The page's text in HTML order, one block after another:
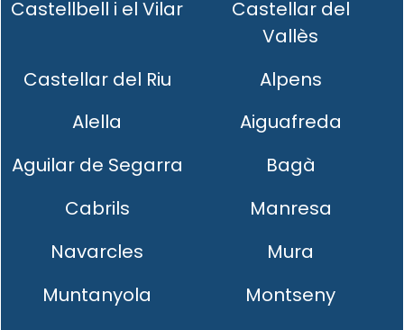
Castellbell i el Vilar
Castellar del
Vallès
Castellar del Riu
Alpens
Alella
Aiguafreda
Aguilar de Segarra
Bagà
Cabrils
Manresa
Navarcles
Mura
Muntanyola
Montseny